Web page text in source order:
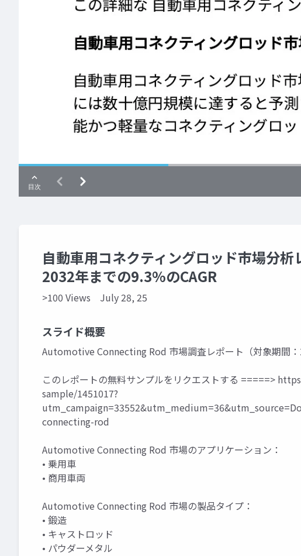
自動車用コネクティングロッド市場分
2032年までの9.3%のCAGR
>100 Views July 28, 25
スライド概要
Automotive Connecting Rod 市場調査レポート（対象期間：
このレポートの無料サンプルをリクエストする =====>
sample/1451017?
connecting-rod
Automotive Connecting Rod 市場のアプリケーション：
• 乗用車
• 商用車両
Automotive Connecting Rod 市場の製品タイプ：
• 鍛造
• キャストロッド
• パウダーメタル